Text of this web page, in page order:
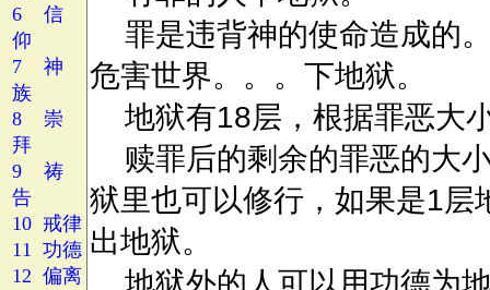
6 信
仰
7 神
族
8 崇
拜
9 祷
告
10 戒律
11 功德
12 偏离